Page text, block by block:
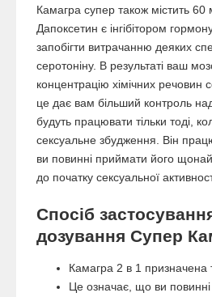
Камагра супер також містить 60
Дапоксетин є інгібітором
запобігти витрачанню деяких
серотоніну. В результаті ваш
концентрацію хімічних речовин
це дає вам більший контроль
будуть працювати тільки тоді,
сексуальне збудження. Він
ви повинні приймати його
до початку сексуальної
Спосіб
дозування Супер
Камагра 2 в 1 призначена
Це означає, що ви